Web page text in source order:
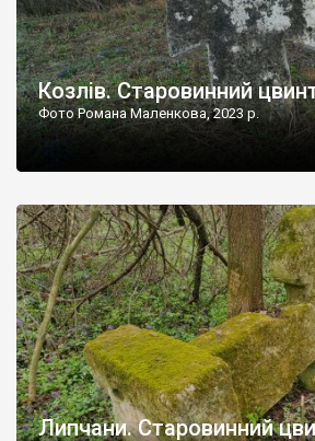
Козлів. Старовинний
Фото Романа Маленкова, 2023 р.
Липчани. Старовинний